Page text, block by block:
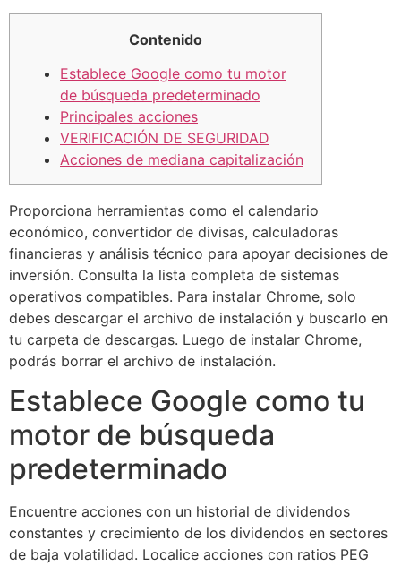
Contenido
Establece Google como tu motor
de búsqueda predeterminado
Principales acciones
VERIFICACIÓN DE SEGURIDAD
Acciones de mediana capitalización
Proporciona herramientas como el calendario
económico, convertidor de divisas, calculadoras
financieras y análisis técnico para apoyar decisiones de
inversión. Consulta la lista completa de sistemas
operativos compatibles. Para instalar Chrome, solo
debes descargar el archivo de instalación y buscarlo en
tu carpeta de descargas. Luego de instalar Chrome,
podrás borrar el archivo de instalación.
Establece Google como tu
motor de búsqueda
predeterminado
Encuentre acciones con un historial de dividendos
constantes y crecimiento de los dividendos en sectores
de baja volatilidad. Localice acciones con ratios PEG